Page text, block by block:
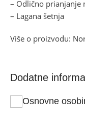
– Odlično prianjanje
– Lagana šetnja
Više o proizvodu:
Dodatne
Osnovne